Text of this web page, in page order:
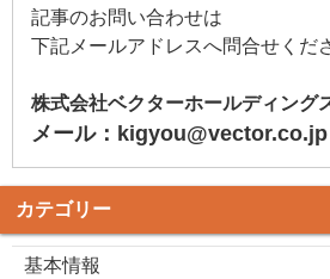
記事のお問い合わせは
下記メールアドレスへ問合せくだ
株式会社ベクターホールディング
メール：kigyou@vector.co.jp
カテゴリー
基本情報